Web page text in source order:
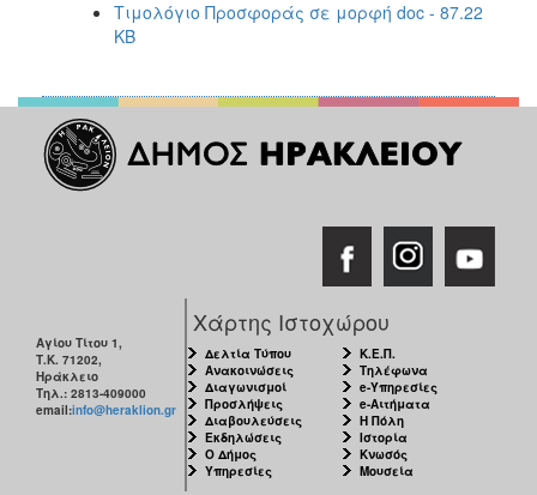
Τιμολόγιο Προσφοράς σε μορφή doc - 87.22
KB
Αγίου Τίτου 1,
Τ.Κ. 71202,
Ηράκλειο
Τηλ.: 2813-409000
email:info@heraklion.gr
Χάρτης Ιστοχώρου
Δελτία Τύπου
Ανακοινώσεις
Διαγωνισμοί
Προσλήψεις
Διαβουλεύσεις
Εκδηλώσεις
Ο Δήμος
Υπηρεσίες
Κ.Ε.Π.
Τηλέφωνα
e-Υπηρεσίες
e-Αιτήματα
Η Πόλη
Ιστορία
Κνωσός
Μουσεία